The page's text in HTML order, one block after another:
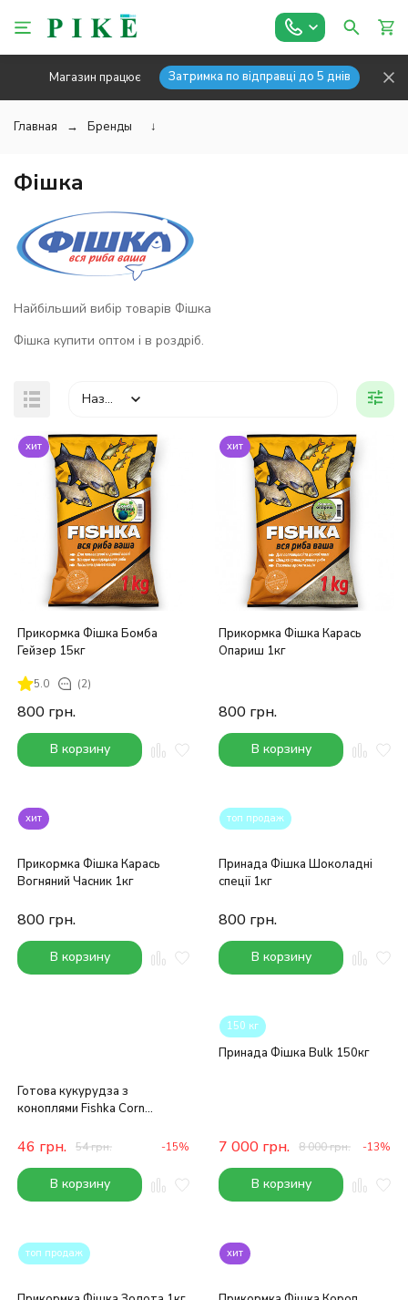
Магазин працює Затримка по відправці до 5 днів
Главная Бренды ↓
Фішка
Найбільший вибір товарів Фішка
Фішка купити оптом і в роздріб.
Назва
хит
Прикормка Фішка Бомба
Гейзер 15кг
5.0 (2)
800 грн.
В корзину
хит
Прикормка Фішка Карась
Опариш 1кг
800 грн.
В корзину
хит
Прикормка Фішка Карась
Вогняний Часник 1кг
800 грн.
В корзину
топ продаж
Принада Фішка Шоколадні
спеції 1кг
800 грн.
В корзину
Готова кукурудза з
коноплями Fishka Corn
46 грн. 54грн. -15%
В корзину
150 кг
Принада Фішка Bulk 150кг
7 000 грн. 8 000грн. -13%
В корзину
топ продаж хит